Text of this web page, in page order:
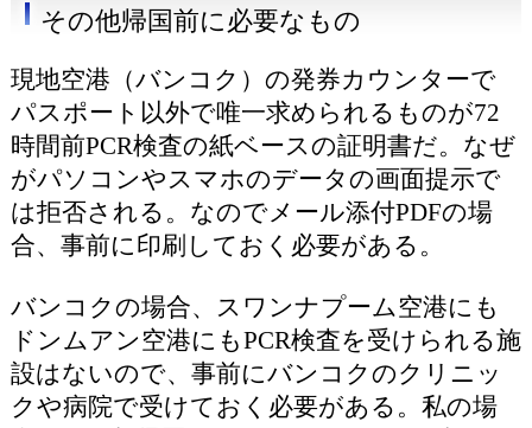
その他帰国前に必要なもの
現地空港（バンコク）の発券カウンターで
パスポート以外で唯一求められるものが72
時間前PCR検査の紙ベースの証明書だ。なぜ
がパソコンやスマホのデータの画面提示で
は拒否される。なのでメール添付PDFの場
合、事前に印刷しておく必要がある。
バンコクの場合、スワンナプーム空港にも
ドンムアン空港にもPCR検査を受けられる施
設はないので、事前にバンコクのクリニッ
クや病院で受けておく必要がある。私の場